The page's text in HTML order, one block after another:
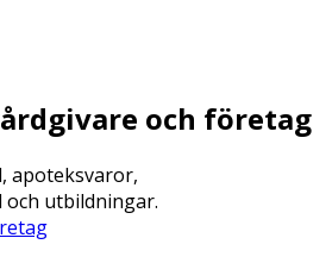
och företag
apoteksvaror,
utbildningar.